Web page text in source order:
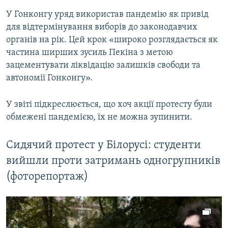
У Гонконгу уряд використав пандемію як привід
для відтермінування виборів до законодавчих
органів на рік. Цей крок «широко розглядається як
частина ширших зусиль Пекіна з метою
зацементувати ліквідацію залишків свободи та
автономії Гонконгу».
У звіті підкреслюється, що хоч акції протесту були
обмежені пандемією, їх не можна зупинити.
Сидячий протест у Білорусі: студенти
вийшли проти затримань одногрупників
(фоторепортаж)